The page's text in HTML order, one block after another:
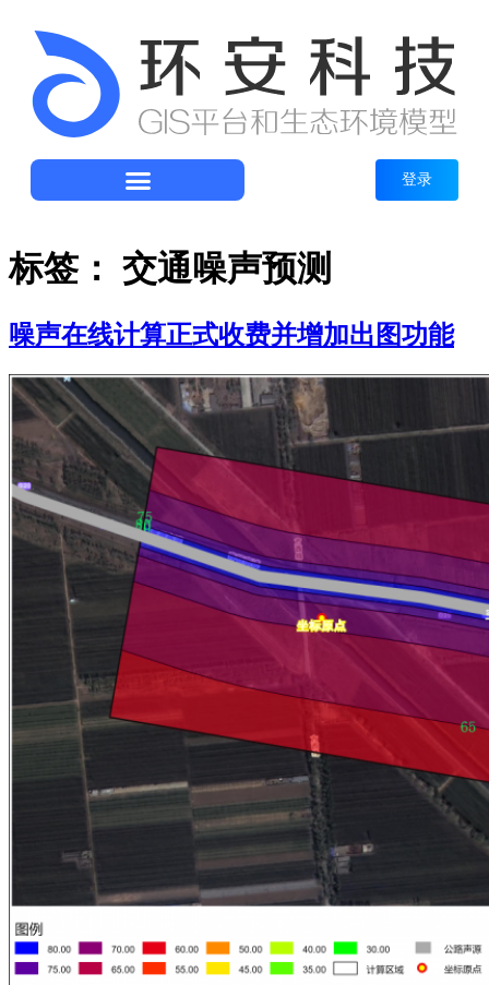
登录
标签： 交通噪声预测
噪声在线计算正式收费并增加出图功能